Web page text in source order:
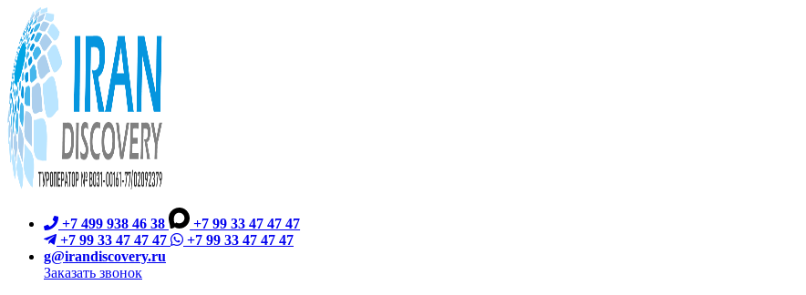
+7 499 938 46 38
+7 99 33 47 47 47
+7 99 33 47 47 47
+7 99 33 47 47 47
g@irandiscovery.ru
Заказать звонок